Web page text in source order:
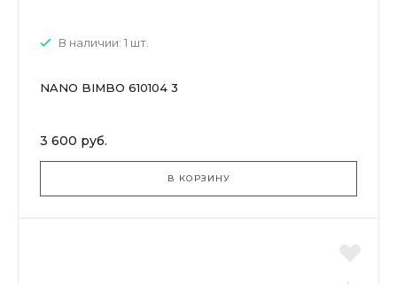
В наличии: 1 шт.
NANO BIMBO 610104 3
3 600 руб.
В КОРЗИНУ